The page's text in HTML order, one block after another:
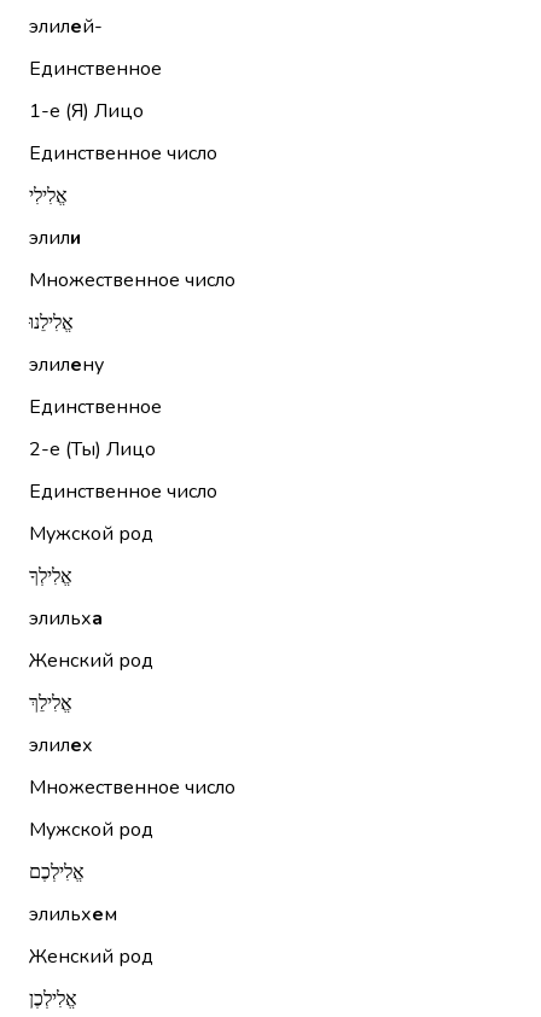
элилей-
Единственное
1-е (Я) Лицо
Единственное число
אֱלִילִי
элили
Множественное число
אֱלִילֵנוּ
элилену
Единственное
2-е (Ты) Лицо
Единственное число
Мужской род
אֱלִילְךָ
элильха
Женский род
אֱלִילֵךְ
элилех
Множественное число
Мужской род
אֱלִילְכֶם
элильхем
Женский род
אֱלִילְכֶן